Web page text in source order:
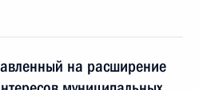
на расширение